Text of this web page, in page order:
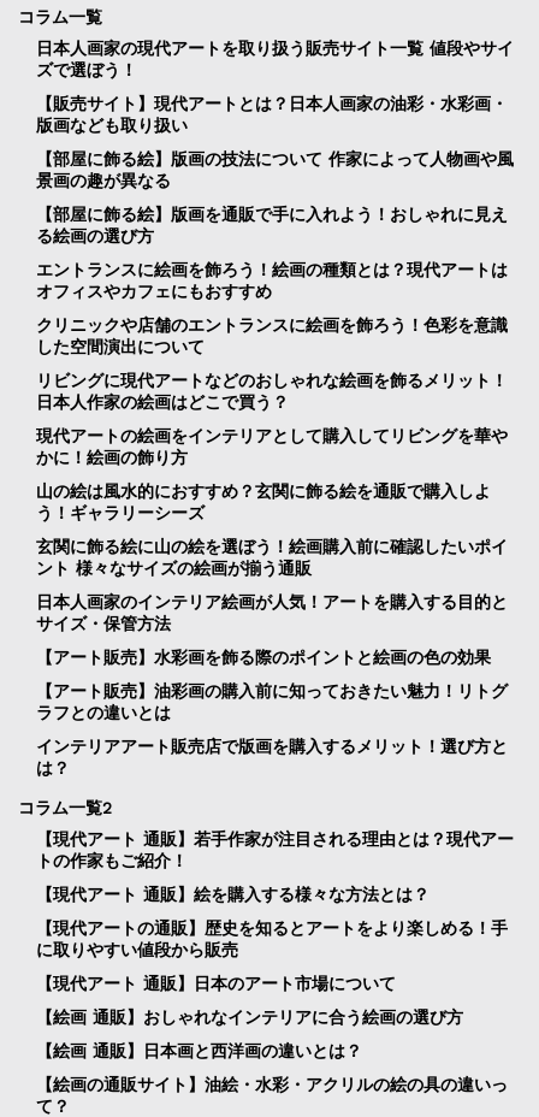
コラム一覧
日本人画家の現代アートを取り扱う販売サイト一覧 値段やサイ
ズで選ぼう！
【販売サイト】現代アートとは？日本人画家の油彩・水彩画・
版画なども取り扱い
【部屋に飾る絵】版画の技法について 作家によって人物画や風
景画の趣が異なる
【部屋に飾る絵】版画を通販で手に入れよう！おしゃれに見え
る絵画の選び方
エントランスに絵画を飾ろう！絵画の種類とは？現代アートは
オフィスやカフェにもおすすめ
クリニックや店舗のエントランスに絵画を飾ろう！色彩を意識
した空間演出について
リビングに現代アートなどのおしゃれな絵画を飾るメリット！
日本人作家の絵画はどこで買う？
現代アートの絵画をインテリアとして購入してリビングを華や
かに！絵画の飾り方
山の絵は風水的におすすめ？玄関に飾る絵を通販で購入しよ
う！ギャラリーシーズ
玄関に飾る絵に山の絵を選ぼう！絵画購入前に確認したいポイ
ント 様々なサイズの絵画が揃う通販
日本人画家のインテリア絵画が人気！アートを購入する目的と
サイズ・保管方法
【アート販売】水彩画を飾る際のポイントと絵画の色の効果
【アート販売】油彩画の購入前に知っておきたい魅力！リトグ
ラフとの違いとは
インテリアアート販売店で版画を購入するメリット！選び方と
は？
コラム一覧2
【現代アート 通販】若手作家が注目される理由とは？現代アー
トの作家もご紹介！
【現代アート 通販】絵を購入する様々な方法とは？
【現代アートの通販】歴史を知るとアートをより楽しめる！手
に取りやすい値段から販売
【現代アート 通販】日本のアート市場について
【絵画 通販】おしゃれなインテリアに合う絵画の選び方
【絵画 通販】日本画と西洋画の違いとは？
【絵画の通販サイト】油絵・水彩・アクリルの絵の具の違いっ
て？